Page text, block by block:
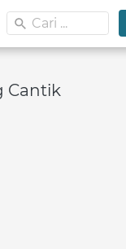
Cari ...
Cari ...
Cantik